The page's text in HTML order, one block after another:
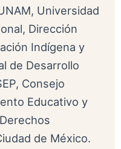
Universidad
Dirección
Indígena y
de Desarrollo
Consejo
Educativo y
de México.